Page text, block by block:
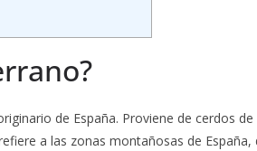
de España. Proviene de cerdos
a las zonas montañosas de